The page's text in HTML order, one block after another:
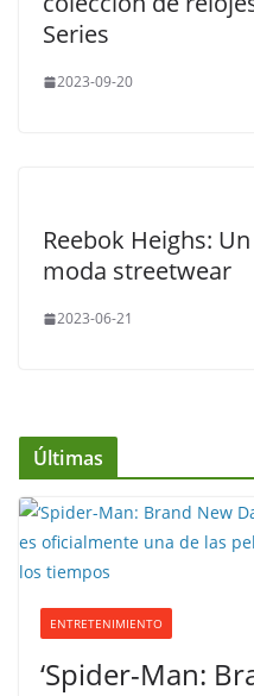
Series
2023-09-20
Reebok Heighs:
moda streetwear
2023-06-21
Últimas
ENTRETENIMIENTO
‘Spider-Man: